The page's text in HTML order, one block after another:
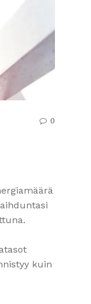
0
kuin